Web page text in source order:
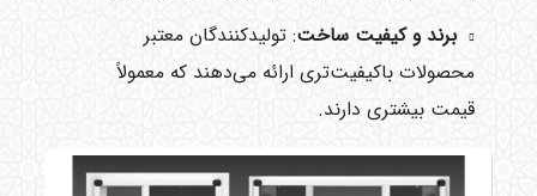
برند و کیفیت ساخت: تولیدکنندگان معتبر
محصولات باکیفیت‌تری ارائه می‌دهند که معمولاً
قیمت بیشتری دارند.